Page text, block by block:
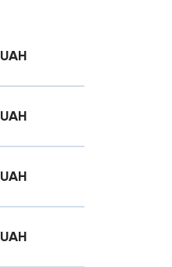
UAH
UAH
UAH
UAH